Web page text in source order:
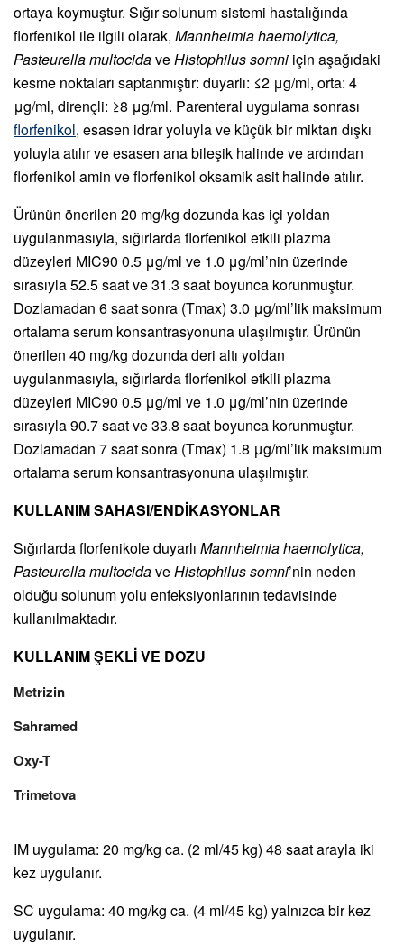
ortaya koymuştur. Sığır solunum sistemi hastalığında
florfenikol ile ilgili olarak, Mannheimia haemolytica,
Pasteurella multocidaveHistophilus somni için aşağıdaki
kesme noktaları saptanmıştır: duyarlı: ≤2 μg/ml, orta: 4
μg/ml, dirençli: ≥8 μg/ml. Parenteral uygulama sonrası
florfenikol, esasen idrar yoluyla ve küçük bir miktarı dışkı
yoluyla atılır ve esasen ana bileşik halinde ve ardından
florfenikol amin ve florfenikol oksamik asit halinde atılır.
Ürünün önerilen 20 mg/kg dozunda kas içi yoldan
uygulanmasıyla, sığırlarda florfenikol etkili plazma
düzeyleri MIC90 0.5 μg/ml ve 1.0 μg/ml’nin üzerinde
sırasıyla 52.5 saat ve 31.3 saat boyunca korunmuştur.
Dozlamadan 6 saat sonra (Tmax) 3.0 μg/ml’lik maksimum
ortalama serum konsantrasyonuna ulaşılmıştır. Ürünün
önerilen 40 mg/kg dozunda deri altı yoldan
uygulanmasıyla, sığırlarda florfenikol etkili plazma
düzeyleri MIC90 0.5 μg/ml ve 1.0 μg/ml’nin üzerinde
sırasıyla 90.7 saat ve 33.8 saat boyunca korunmuştur.
Dozlamadan 7 saat sonra (Tmax) 1.8 μg/ml’lik maksimum
ortalama serum konsantrasyonuna ulaşılmıştır.
KULLANIM SAHASI/ENDİKASYONLAR
Sığırlarda florfenikole duyarlı Mannheimia haemolytica,
Pasteurella multocidaveHistophilus somni’nin neden
olduğu solunum yolu enfeksiyonlarının tedavisinde
kullanılmaktadır.
KULLANIM ŞEKLİ VE DOZU
Metrizin
Sahramed
Oxy-T
Trimetova
IM uygulama: 20 mg/kg ca. (2 ml/45 kg) 48 saat arayla iki
kez uygulanır.
SC uygulama: 40 mg/kg ca. (4 ml/45 kg) yalnızca bir kez
uygulanır.